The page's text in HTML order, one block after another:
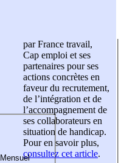
par France travail,
Cap emploi et ses
partenaires pour ses
actions concrètes en
faveur du recrutement,
de l’intégration et de
l’accompagnement de
ses collaborateurs en
situation de handicap.
Pour en savoir plus,
consultez cet article.